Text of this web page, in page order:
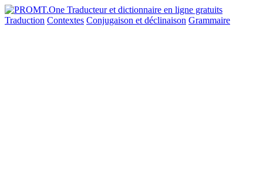
Traduction Contextes Conjugaison et déclinaison Grammaire